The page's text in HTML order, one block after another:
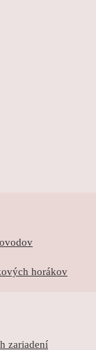
horákov
zariadení